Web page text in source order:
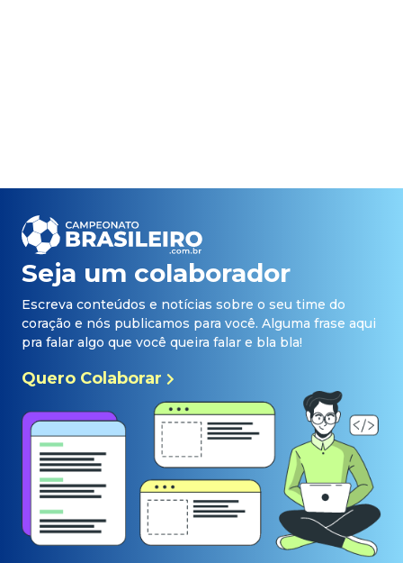
Seja um colaborador
Escreva conteúdos e notícias sobre o seu time do
coração e nós publicamos para você. Alguma frase aqui
pra falar algo que você queira falar e bla bla!
Quero Colaborar